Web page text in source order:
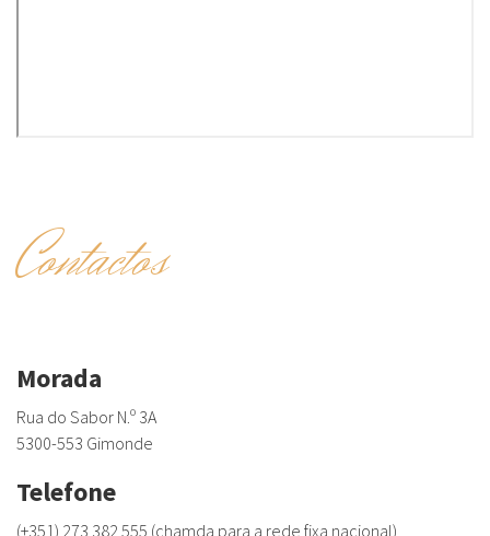
Contactos
Morada
Rua do Sabor N.º 3A
5300-553 Gimonde
Telefone
(+351) 273 382 555 (chamda para a rede fixa nacional)